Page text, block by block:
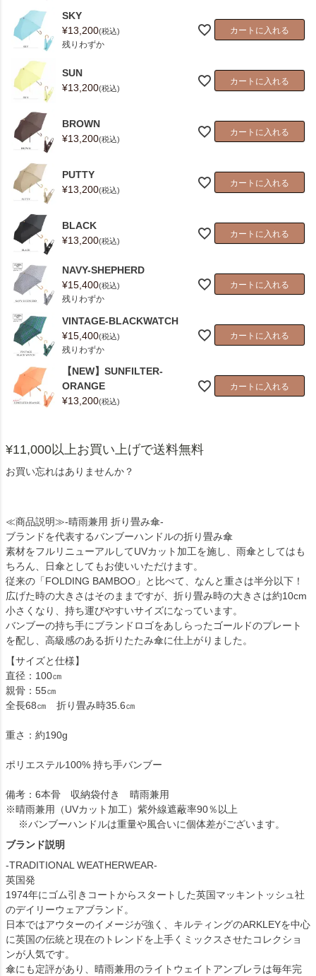
SKY
¥13,200 税込
残りわずか
カートに入れる
SUN
¥13,200 税込
カートに入れる
BROWN
¥13,200 税込
カートに入れる
PUTTY
¥13,200 税込
カートに入れる
BLACK
¥13,200 税込
カートに入れる
NAVY-SHEPHERD
¥15,400 税込
残りわずか
カートに入れる
VINTAGE-BLACKWATCH
¥15,400 税込
残りわずか
カートに入れる
【NEW】SUNFILTER-
ORANGE
¥13,200 税込
カートに入れる
¥11,000以上お買い上げで送料無料
お買い忘れはありませんか？
≪商品説明≫-晴雨兼用 折り畳み傘-
ブランドを代表するバンブーハンドルの折り畳み傘
素材をフルリニューアルしてUVカット加工を施し、雨傘としてはも
ちろん、日傘としてもお使いいただけます。
従来の「FOLDING BAMBOO」と比べて、なんと重さは半分以下！
広げた時の大きさはそのままですが、折り畳み時の大きさは約10cm
小さくなり、持ち運びやすいサイズになっています。
バンブーの持ち手にブランドロゴをあしらったゴールドのプレート
を配し、高級感のある折りたたみ傘に仕上がりました。
【サイズと仕様】
直径：100㎝
親骨：55㎝
全長68㎝ 折り畳み時35.6㎝
重さ：約190g
ポリエステル100% 持ち手バンブー
備考：6本骨 収納袋付き 晴雨兼用
※晴雨兼用（UVカット加工）紫外線遮蔽率90％以上
※バンブーハンドルは重量や風合いに個体差がございます。
ブランド説明
-TRADITIONAL WEATHERWEAR-
英国発
1974年にゴム引きコートからスタートした英国マッキントッシュ社
のデイリーウェアブランド。
日本ではアウターのイメージが強く、キルティングのARKLEYを中心
に英国の伝統と現在のトレンドを上手くミックスさせたコレクショ
ンが人気です。
傘にも定評があり、晴雨兼用のライトウェイトアンブレラは毎年完